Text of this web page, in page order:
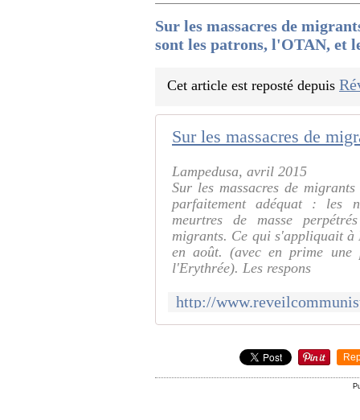
Sur les massacres de
sont les patrons, l'OTAN, et
Cet article est reposté depuis
Lampedusa, avril 2015
Sur les massacres de
parfaitement adéquat : les
meurtres de masse
migrants. Ce qui s'appliquait
en août. (avec en prime une
l'Erythrée). Les respons